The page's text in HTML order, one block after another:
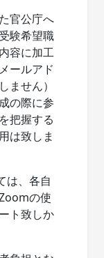
官公庁へ
験希望職
容に加工
ールアド
ません）
の際に参
把握する
は致しま
は、各自
の使
ト致しか